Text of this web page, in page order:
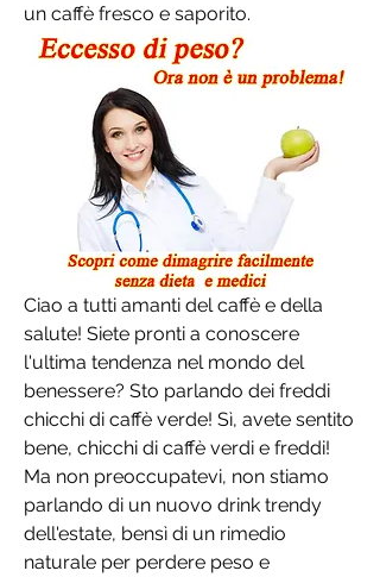
un caffè fresco e saporito.
Ciao a tutti amanti del caffè e della
salute! Siete pronti a conoscere
l'ultima tendenza nel mondo del
benessere? Sto parlando dei freddi
chicchi di caffè verde! Sì, avete sentito
bene, chicchi di caffè verdi e freddi!
Ma non preoccupatevi, non stiamo
parlando di un nuovo drink trendy
dell'estate, bensì di un rimedio
naturale per perdere peso e